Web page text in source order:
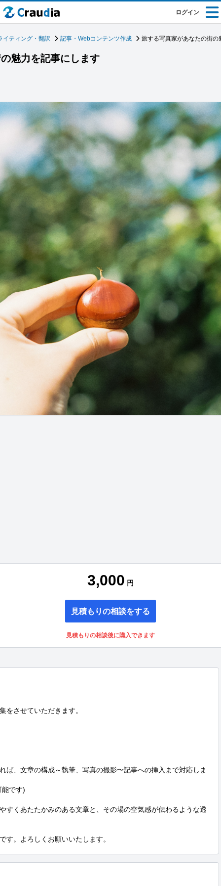
ログイン
イティング・翻訳 記事・Webコンテンツ作成 旅する写真家があなたの街の
魅力を記事にします
3,000 円
見積もりの相談をする
見積もりの相談後に購入できます
をさせていただきます。
ば、文章の構成～執筆、写真の撮影〜記事への挿入まで対応しま
です)
すくあたたかみのある文章と、その場の空気感が伝わるような透
す。よろしくお願いいたします。